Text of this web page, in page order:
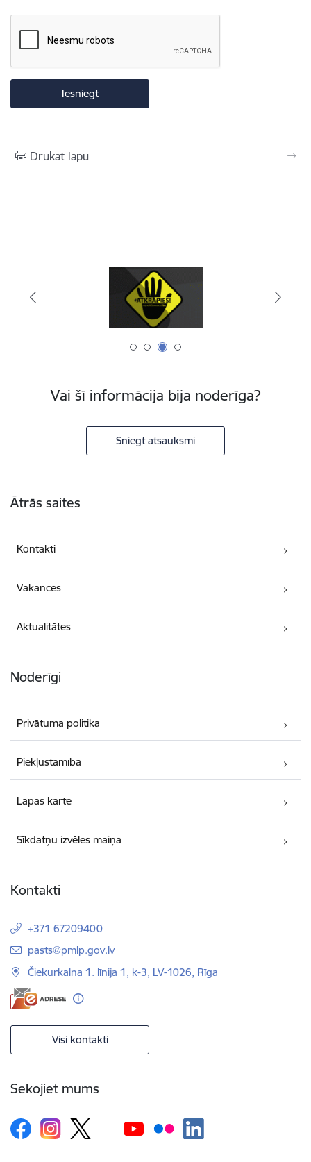
Drukāt lapu
Vai šī informācija bija noderīga?
Sniegt atsauksmi
Ātrās saites
Kontakti
Vakances
Aktualitātes
Noderīgi
Privātuma politika
Piekļūstamība
Lapas karte
Sīkdatņu izvēles maiņa
Kontakti
+371 67209400
E-pasts:
pasts@pmlp.gov.lv
Čiekurkalna 1. līnija 1, k-3, LV-1026, Rīga
Visi kontakti
Sekojiet mums